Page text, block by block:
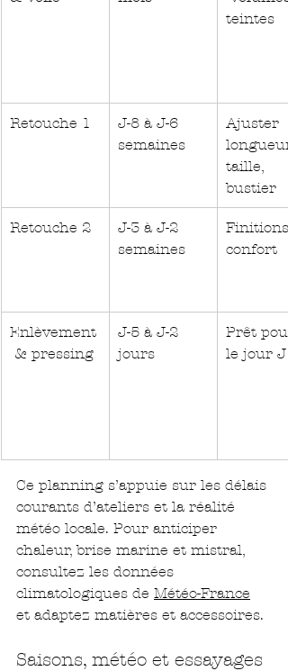
teintes
Retouche 1
J-8 à J-6
semaines
Ajuster
taille,
bustier
Retouche 2
J-3 à J-2
semaines
confort
Enlèvement
& pressing
J-5 à J-2
jours
Prêt
le jour J
Ce planning s’appuie sur les délais
courants d’ateliers et la réalité
météo locale. Pour anticiper
chaleur, brise marine et mistral,
consultez les données
climatologiques de Météo-France
et adaptez matières et accessoires.
Saisons, météo et essayages